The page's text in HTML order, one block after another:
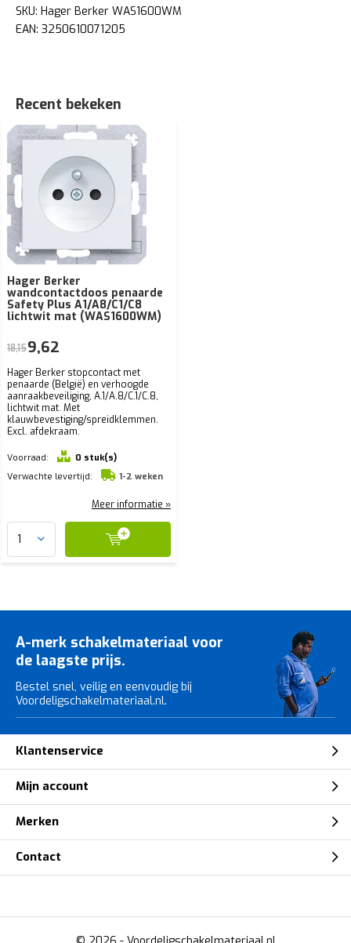
SKU: Hager Berker WAS1600WM
EAN: 3250610071205
Recent bekeken
Hager Berker
wandcontactdoos penaarde
Safety Plus A1/A8/C1/C8
lichtwit mat (WAS1600WM)
Hager Berker stopcontact met
penaarde (België) en verhoogde
aanraakbeveiliging, A.1/A.8/C.1/C.8,
lichtwit mat. Met
klauwbevestiging/spreidklemmen.
Excl. afdekraam.
Voorraad:
0 stuk(s)
Verwachte levertijd:
1-2 weken
18,159,62
Meer informatie »
A-merk schakelmateriaal voor
de laagste prijs.
Bestel snel, veilig en eenvoudig bij
Voordeligschakelmateriaal.nl.
Klantenservice
Mijn account
Merken
Contact